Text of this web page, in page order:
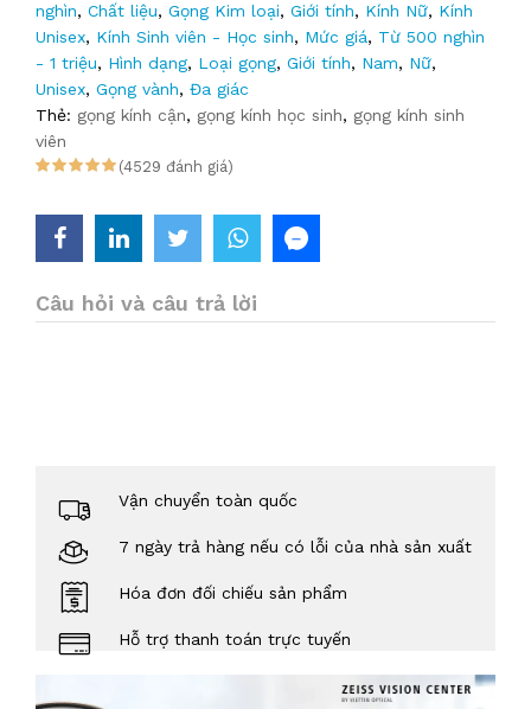
nghìn, Chất liệu, Gọng Kim loại, Giới tính, Kính Nữ, Kính
Unisex, Kính Sinh viên - Học sinh, Mức giá, Từ 500 nghìn
- 1 triệu, Hình dạng, Loại gọng, Giới tính, Nam, Nữ,
Unisex, Gọng vành, Đa giác
Thẻ: gọng kính cận, gọng kính học sinh, gọng kính sinh
viên
(4529 đánh giá)
Câu hỏi và câu trả lời
Vận chuyển toàn quốc
7 ngày trả hàng nếu có lỗi của nhà sản xuất
Hóa đơn đối chiếu sản phẩm
Hỗ trợ thanh toán trực tuyến